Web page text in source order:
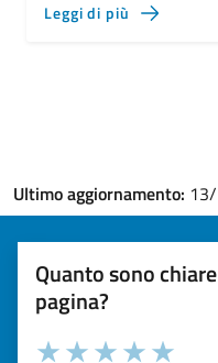
Leggi di più
Ultimo aggiornamento:
Quanto sono
pagina?
Valuta la chiarezza delle
Seleziona il numero di